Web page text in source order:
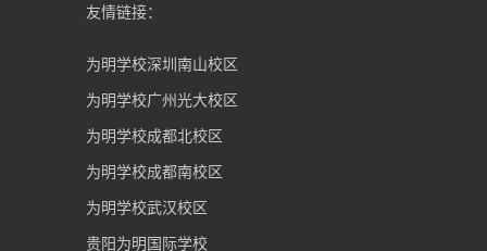
友情链接：
为明学校深圳南山校区
为明学校广州光大校区
为明学校成都北校区
为明学校成都南校区
为明学校武汉校区
贵阳为明国际学校